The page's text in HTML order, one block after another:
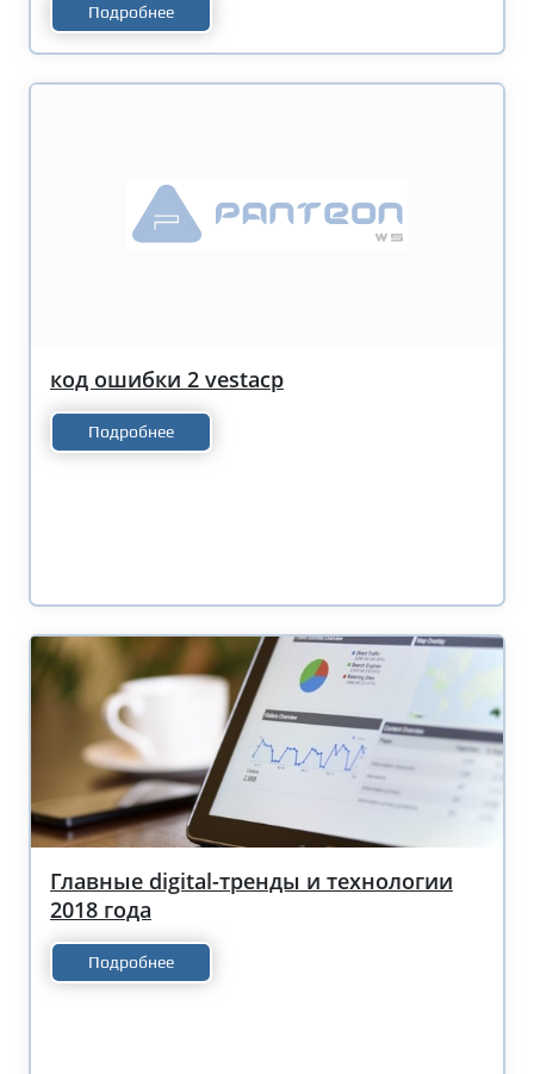
Подробнее
код ошибки 2 vestacp
Подробнее
Главные digital-тренды и технологии
2018 года
Подробнее